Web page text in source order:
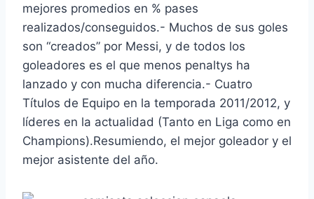
mejores promedios en % pases
realizados/conseguidos.- Muchos de sus goles
son “creados” por Messi, y de todos los
goleadores es el que menos penaltys ha
lanzado y con mucha diferencia.- Cuatro
Títulos de Equipo en la temporada 2011/2012, y
líderes en la actualidad (Tanto en Liga como en
Champions).Resumiendo, el mejor goleador y el
mejor asistente del año.